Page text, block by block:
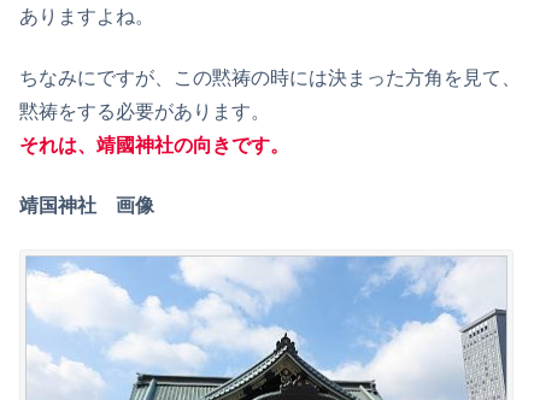
ありますよね。
ちなみにですが、この黙祷の時には決まった方角を見て、
黙祷をする必要があります。
それは、靖國神社の向きです。
靖国神社 画像